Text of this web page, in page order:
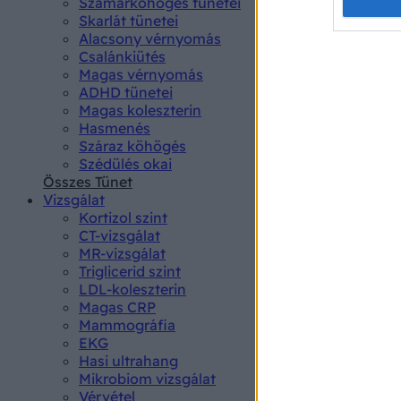
Skarlát tünetei
Alacsony vérnyomás
Csalánkiütés
Magas vérnyomás
ADHD tünetei
Magas koleszterin
Hasmenés
Száraz köhögés
Szédülés okai
Összes Tünet
Vizsgálat
Kortizol szint
CT-vizsgálat
MR-vizsgálat
Triglicerid szint
LDL-koleszterin
Magas CRP
Mammográfia
EKG
Hasi ultrahang
Mikrobiom vizsgálat
Vérvétel